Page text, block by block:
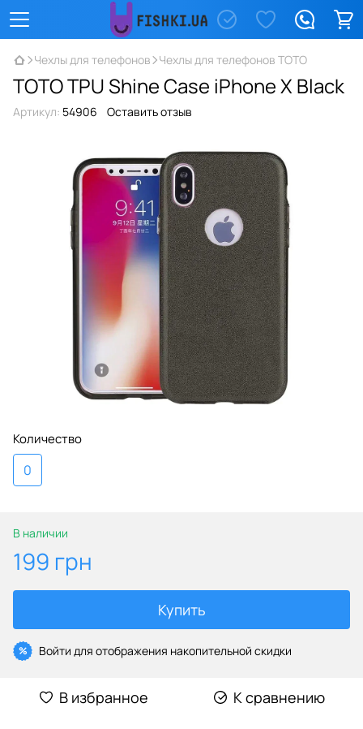
Чехлы для телефонов Чехлы для телефонов TOTO
TOTO TPU Shine Case iPhone X Black
Артикул: 54906 Оставить отзыв
Количество
0
В наличии
199 грн
Купить
% Войти для отображения накопительной скидки
В избранное К сравнению